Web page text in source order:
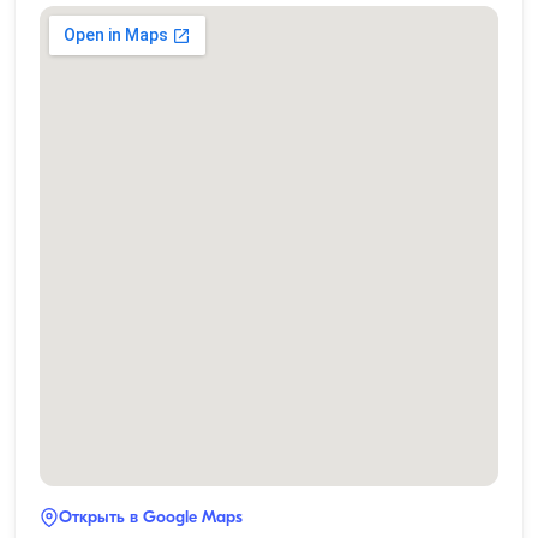
Открыть в Google Maps